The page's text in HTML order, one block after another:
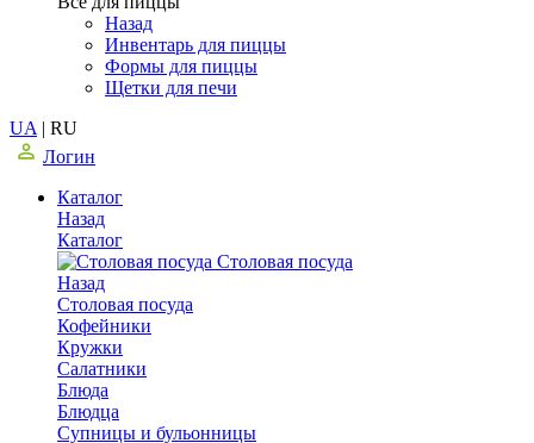
Назад
Инвентарь для пиццы
Формы для пиццы
Щетки для печи
UA | RU
Логин
Каталог
Назад
Каталог
Столовая посуда
Назад
Столовая посуда
Кофейники
Кружки
Салатники
Блюда
Блюдца
Супницы и бульонницы